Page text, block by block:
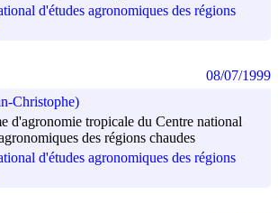
d'études agronomiques des régions
Christophe)
d'agronomie tropicale du Centre national
des régions chaudes
d'études agronomiques des régions
08/07/1999